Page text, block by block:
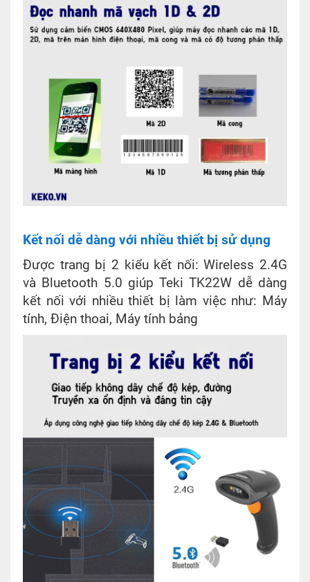
Kết nối dễ dàng với nhiều thiết bị sử dụng
Được trang bị 2 kiểu kết nối: Wireless 2.4G
và Bluetooth 5.0 giúp Teki TK22W dễ dàng
kết nối với nhiều thiết bị làm việc như: Máy
tính, Điện thoai, Máy tính bảng